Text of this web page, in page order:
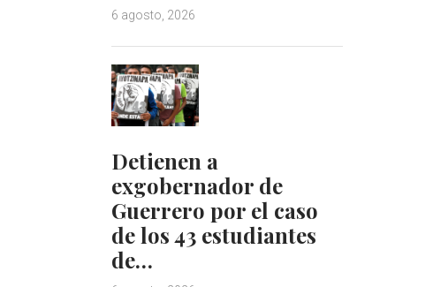
6 agosto, 2026
Detienen a
exgobernador de
Guerrero por el caso
de los 43 estudiantes
de…